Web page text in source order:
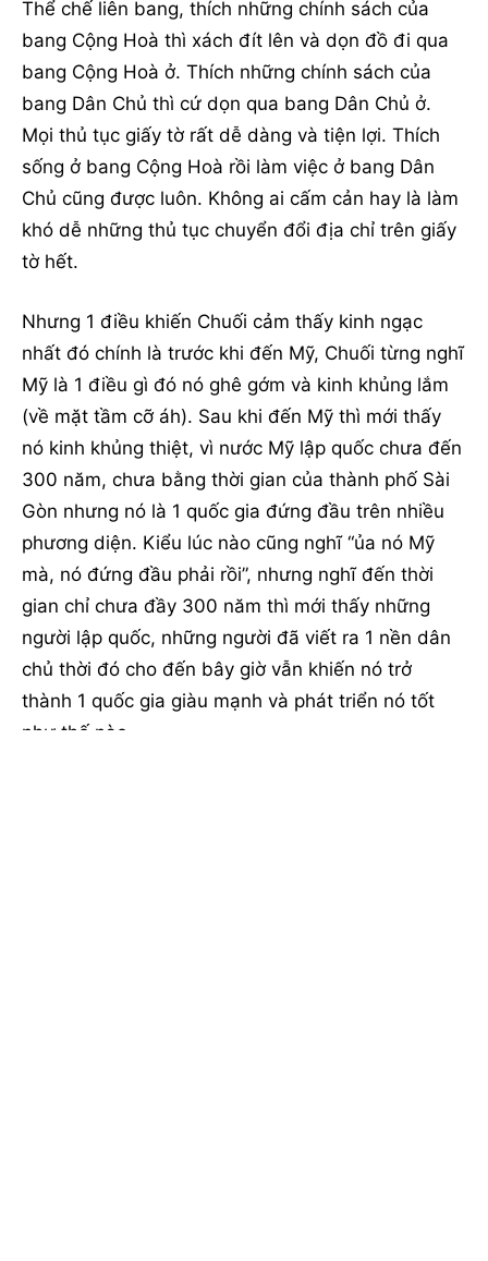
Thể chế liên bang, thích những chính sách của
bang Cộng Hoà thì xách đít lên và dọn đồ đi qua
bang Cộng Hoà ở. Thích những chính sách của
bang Dân Chủ thì cứ dọn qua bang Dân Chủ ở.
Mọi thủ tục giấy tờ rất dễ dàng và tiện lợi. Thích
sống ở bang Cộng Hoà rồi làm việc ở bang Dân
Chủ cũng được luôn. Không ai cấm cản hay là làm
khó dễ những thủ tục chuyển đổi địa chỉ trên giấy
tờ hết.
Nhưng 1 điều khiến Chuối cảm thấy kinh ngạc
nhất đó chính là trước khi đến Mỹ, Chuối từng nghĩ
Mỹ là 1 điều gì đó nó ghê gớm và kinh khủng lắm
(về mặt tầm cỡ áh). Sau khi đến Mỹ thì mới thấy
nó kinh khủng thiệt, vì nước Mỹ lập quốc chưa đến
300 năm, chưa bằng thời gian của thành phố Sài
Gòn nhưng nó là 1 quốc gia đứng đầu trên nhiều
phương diện. Kiểu lúc nào cũng nghĩ “ủa nó Mỹ
mà, nó đứng đầu phải rồi”, nhưng nghĩ đến thời
gian chỉ chưa đầy 300 năm thì mới thấy những
người lập quốc, những người đã viết ra 1 nền dân
chủ thời đó cho đến bây giờ vẫn khiến nó trở
thành 1 quốc gia giàu mạnh và phát triển nó tốt
như thế nào.